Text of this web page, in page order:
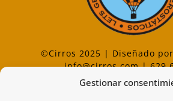
Gestionar
©Cirros 2025 | Diseñado por
info@cirros.com| 629